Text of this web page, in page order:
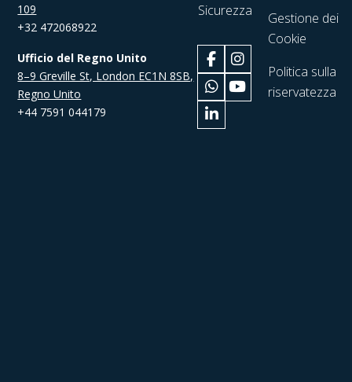
109
+32 472068922
Ufficio del Regno Unito
8–9 Greville St, London EC1N 8SB,
Regno Unito
+44 7591 044179
Sicurezza
Gestione dei
Cookie
Politica sulla
riservatezza